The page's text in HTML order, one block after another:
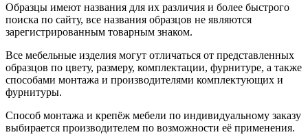
Образцы имеют названия для их различия и более быстрого
поиска по сайту, все названия образцов не являются
зарегистрированным товарным знаком.
Все мебельные изделия могут отличаться от представленных
образцов по цвету, размеру, комплектации, фурнитуре, а также
способами монтажа и производителями комплектующих и
фурнитуры.
Способ монтажа и крепёж мебели по индивидуальному заказу
выбирается производителем по возможности её применения.